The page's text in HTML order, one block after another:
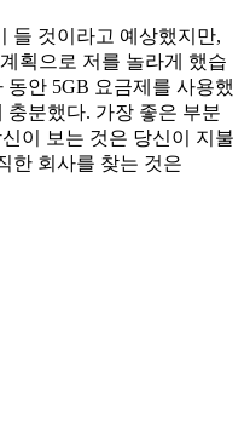
들 것이라고 예상했지만,
획으로 저를 놀라게 했습
안 5GB 요금제를 사용했
충분했다. 가장 좋은 부분
이 보는 것은 당신이 지불
한 회사를 찾는 것은